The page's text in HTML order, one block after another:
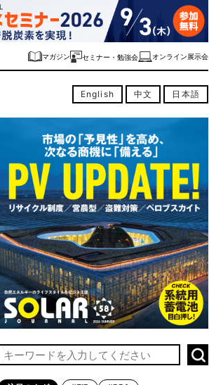
マガジン セミナー・勉強会 オンライン展示会
English 中文 日本語